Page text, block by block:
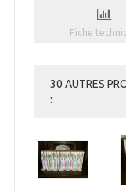
Fiche
30 AUTRES
: